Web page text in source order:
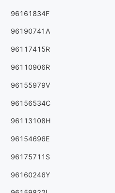
96161834F
96190741A
96117415R
96110906R
96155979V
96156534C
96113108H
96154696E
96175711S
96160246Y